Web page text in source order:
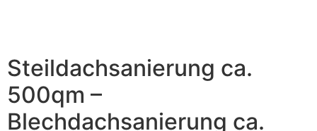
Steildachsanierung ca.
500qm –
Blechdachsanierung ca.